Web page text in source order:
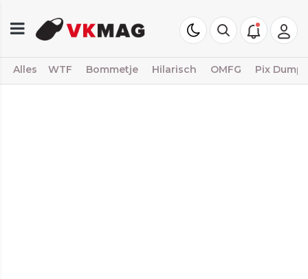
Alles WTF Bommetje Hilarisch OMFG Pix Dump